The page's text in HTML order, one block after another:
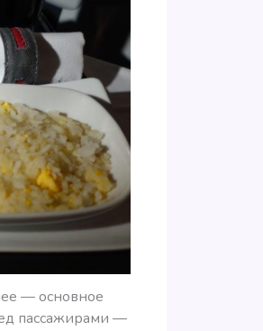
— основное
пассажирами —